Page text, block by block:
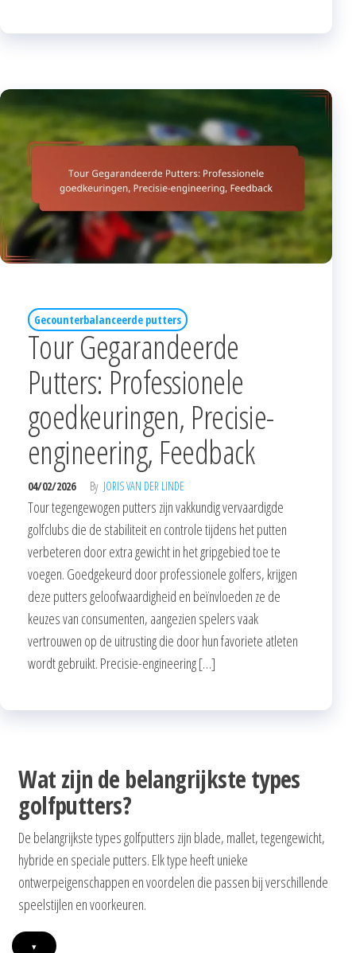
Gecounterbalanceerde putters
Tour Gegarandeerde
Putters: Professionele
goedkeuringen, Precisie-
engineering, Feedback
04/02/2026 By JORIS VAN DER LINDE
Tour tegengewogen putters zijn vakkundig vervaardigde
golfclubs die de stabiliteit en controle tijdens het putten
verbeteren door extra gewicht in het gripgebied toe te
voegen. Goedgekeurd door professionele golfers, krijgen
deze putters geloofwaardigheid en beïnvloeden ze de
keuzes van consumenten, aangezien spelers vaak
vertrouwen op de uitrusting die door hun favoriete atleten
wordt gebruikt. Precisie-engineering […]
Wat zijn de belangrijkste types
golfputters?
De belangrijkste types golfputters zijn blade, mallet, tegengewicht,
hybride en speciale putters. Elk type heeft unieke
ontwerpeigenschappen en voordelen die passen bij verschillende
speelstijlen en voorkeuren.
▾